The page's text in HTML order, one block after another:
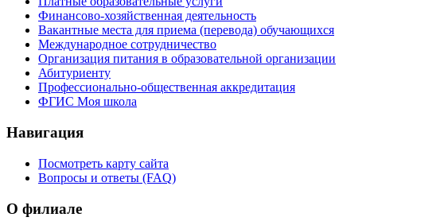
Финансово-хозяйственная деятельность
Вакантные места для приема (перевода) обучающихся
Международное сотрудничество
Организация питания в образовательной организации
Абитуриенту
Профессионально-общественная аккредитация
ФГИС Моя школа
Навигация
Посмотреть карту сайта
Вопросы и ответы (FAQ)
О филиале